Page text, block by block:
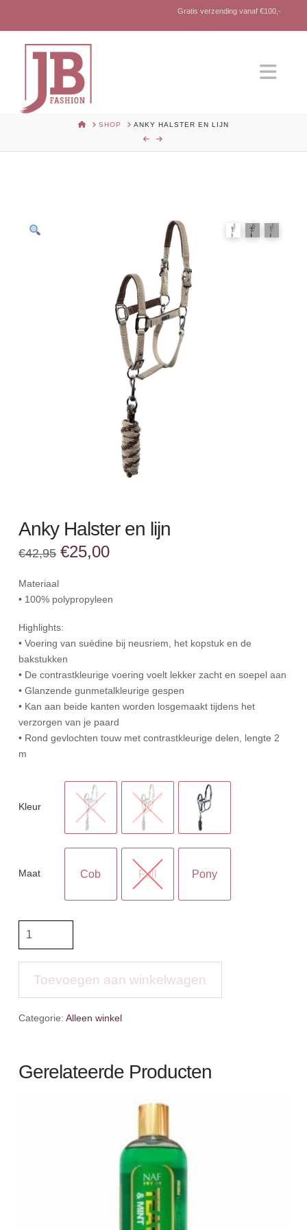
Gratis verzending vanaf €100,-
HOMESHOP ANKY HALSTER EN LIJN
Anky Halster en lijn
€42,95 Oorspronkelijke
prijs
€25,00Huidige
Materiaal
• 100% polypropyleen
Highlights:
• Voering van suèdine bij neusriem, het kopstuk en de
bakstukken
• De contrastkleurige voering voelt lekker zacht en soepel aan
• Glanzende gunmetalkleurige gespen
• Kan aan beide kanten worden losgemaakt tijdens het
verzorgen van je paard
• Rond gevlochten touw met contrastkleurige delen, lengte 2
m
Kleur
Maat Cob Full Pony
Toevoegen aan winkelwagen
Categorie: Alleen winkel
Gerelateerde Producten